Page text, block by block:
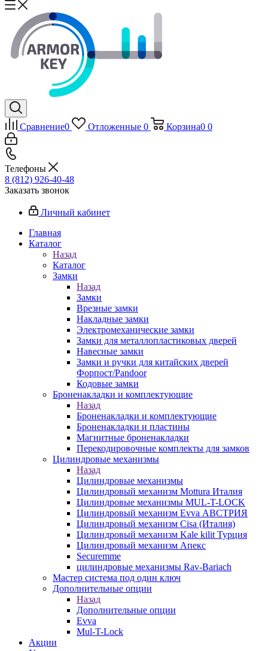
Сравнение0 Отложенные 0 Корзина0 0
Телефоны
8 (812) 926-40-48
Заказать звонок
Личный кабинет
Главная
Каталог
Назад
Каталог
Замки
Назад
Замки
Врезные замки
Накладные замки
Электромеханические замки
Замки для металлопластиковых дверей
Навесные замки
Замки и ручки для китайских дверей
Форпост/Раndoor
Кодовые замки
Броненакладки и комплектующие
Назад
Броненакладки и комплектующие
Броненакладки и пластины
Магнитные броненакладки
Перекодировочные комплекты для замков
Цилиндровые механизмы
Назад
Цилиндровые механизмы
Цилиндровый механизм Mottura Италия
Цилиндровые механизмы MUL-T-LOCK
Цилиндровый механизм Evva АВСТРИЯ
Цилиндровый механизм Cisa (Италия)
Цилиндровый механизм Kale kilit Турция
Цилиндровый механизм Апекс
Securemme
цилиндровые механизмы Rav-Bariach
Мастер система под один ключ
Дополнительные опции
Назад
Дополнительные опции
Evva
Mul-T-Lock
Акции